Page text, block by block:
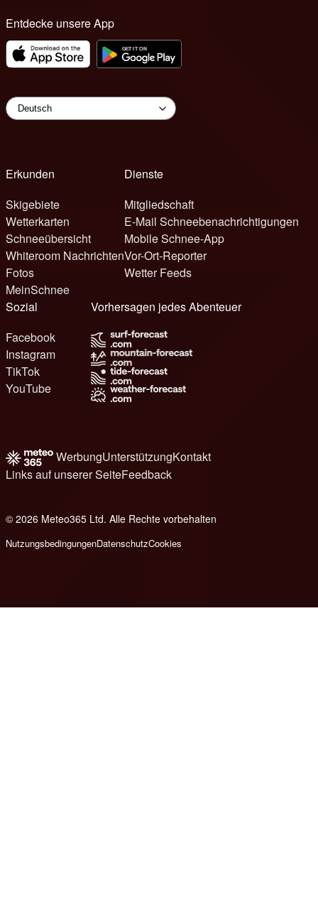
Entdecke unsere App
Erkunden
Skigebiete
Wetterkarten
Schneeübersicht
Whiteroom Nachrichten
Fotos
MeinSchnee
Dienste
Mitgliedschaft
E-Mail Schneebenachrichtigungen
Mobile Schnee-App
Vor-Ort-Reporter
Wetter Feeds
Sozial
Facebook
Instagram
TikTok
YouTube
Vorhersagen jedes Abenteuer
WerbungUnterstützungKontakt
Links auf unserer SeiteFeedback
© 2026 Meteo365 Ltd. Alle Rechte vorbehalten
NutzungsbedingungenDatenschutzCookies